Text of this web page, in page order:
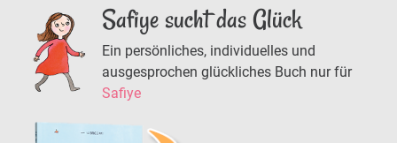
Safiye sucht das Glück
Ein persönliches, individuelles und
ausgesprochen glückliches Buch nur für
Safiye